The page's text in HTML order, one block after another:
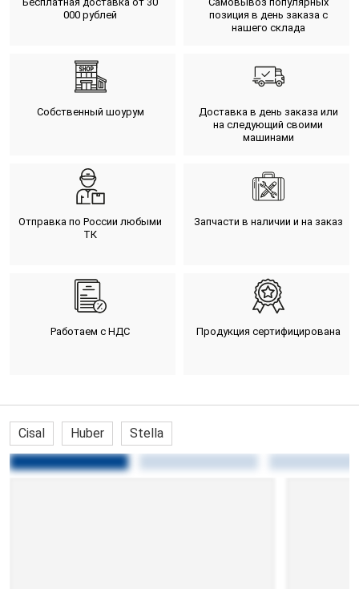
000 рублей
позиция в день заказа с
нашего склада
Собственный шоурум
Доставка в день заказа или
на следующий своими
машинами
Отправка по России любыми
ТК
Запчасти в наличии и на заказ
Работаем с НДС Продукция сертифицирована
Cisal Huber Stella